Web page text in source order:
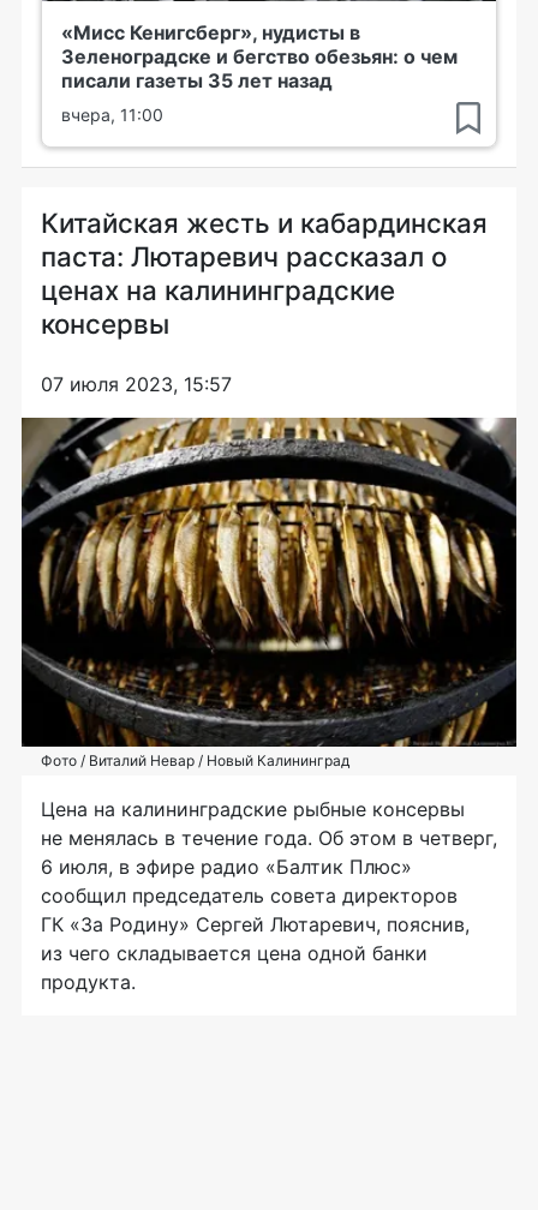
«Мисс Кенигсберг», нудисты в
Зеленоградске и бегство обезьян: о чем
писали газеты 35 лет назад
вчера, 11:00
Китайская жесть и кабардинская
паста: Лютаревич рассказал о
ценах на калининградские
консервы
07 июля 2023, 15:57
Фото / Виталий Невар / Новый Калининград
Цена на калининградские рыбные консервы
не менялась в течение года. Об этом в четверг,
6 июля, в эфире радио «Балтик Плюс»
сообщил председатель совета директоров
ГК «За Родину» Сергей Лютаревич, пояснив,
из чего складывается цена одной банки
продукта.